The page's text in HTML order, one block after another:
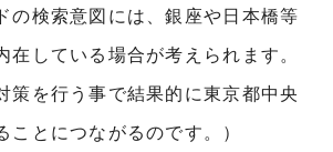
の検索意図には、銀座や日本橋等
在している場合が考えられます。
策を行う事で結果的に東京都中央
ことにつながるのです。）